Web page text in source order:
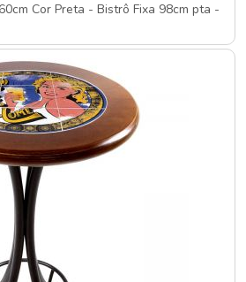
Cor Preta - Bistrô Fixa 98cm pta -